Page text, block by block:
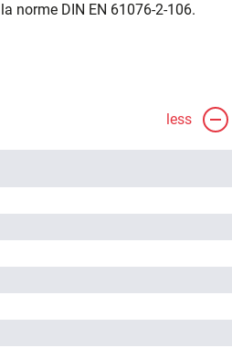
norme DIN EN 61076-2-106.
less